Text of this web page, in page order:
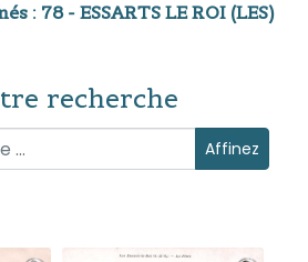
: 78 - ESSARTS LE ROI (LES)
recherche
Affinez